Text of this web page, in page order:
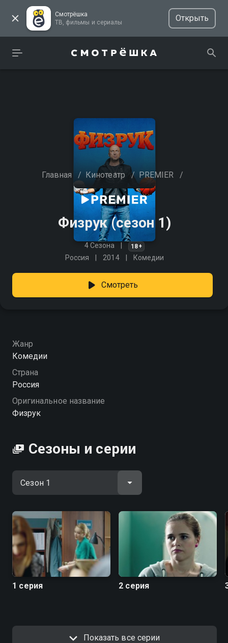
Смотрёшка
ТВ, фильмы и сериалы
Открыть
Главная / Кинотеатр / PREMIER /
Физрук (сезон 1)
4 Сезона 18+
Россия 2014 Комедии
Смотреть
Жанр
Комедии
Страна
Россия
Оригинальное название
Физрук
Сезоны и серии
1 серия 2 серия
Показать все серии